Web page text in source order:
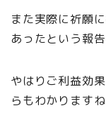
また実際に祈願
あったという報
やはりご利益効
らもわかりますね